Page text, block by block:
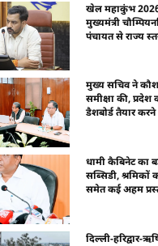
खेल महाकुंभ
मुख्यमंत्री
पंचायत से राज्य
मुख्य सचिव ने
समीक्षा की,
डैशबोर्ड तैयार
धामी कैबिनेट का
सब्सिडी, श्रमिकों
समेत कई अहम
दिल्ली-हरिद्वार-